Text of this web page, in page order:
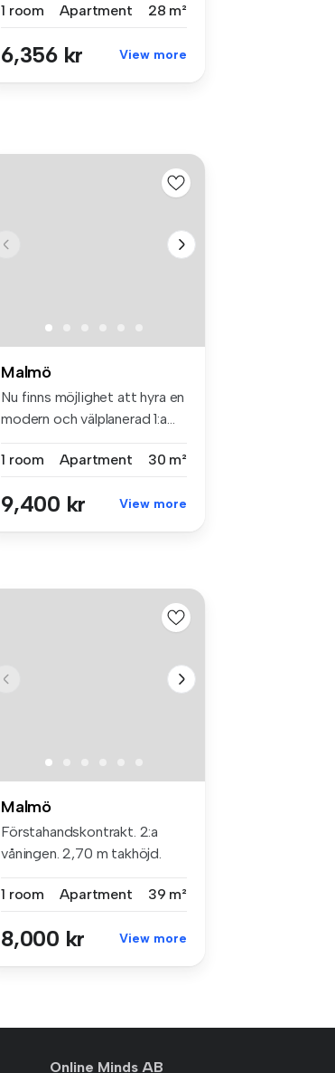
1 room
Apartment 28 m²
6,356 kr View more
Malmö
Nu finns möjlighet att hyra en
modern och välplanerad 1:a...
1 room Apartment 30 m²
9,400 kr View more
Malmö
Förstahandskontrakt. 2:a
våningen. 2,70 m takhöjd.
1 room
Apartment 39 m²
8,000 kr View more
Online Minds AB